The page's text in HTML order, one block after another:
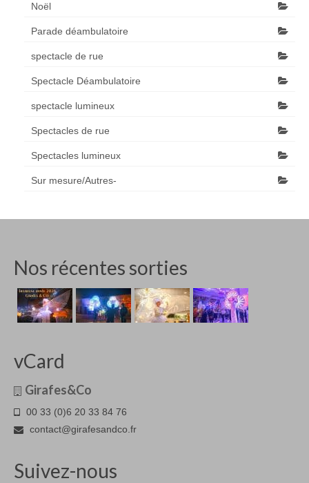
Noël
Parade déambulatoire
spectacle de rue
Spectacle Déambulatoire
spectacle lumineux
Spectacles de rue
Spectacles lumineux
Sur mesure/Autres-
Nos récentes sorties
vCard
Girafes&Co
00 33 (0)6 20 33 84 76
contact@girafesandco.fr
Suivez-nous